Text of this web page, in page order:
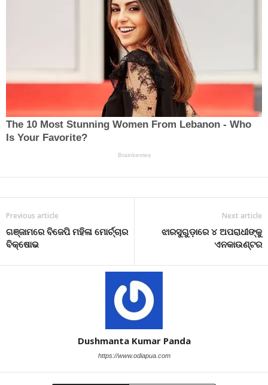
Previous article
ଗଞ୍ଜାମରେ ବିଜେପି ମହିଳା ମୋର୍ଚ୍ଚାର
ବିକ୍ଷୋଭ
Next article
ଝାରସୁଗୁଡ଼ାରେ ୪ ଅପରାଧୀଙ୍କୁ
ଏନକାଉଣ୍ଟର
Dushmanta Kumar Panda
https://www.odiapua.com